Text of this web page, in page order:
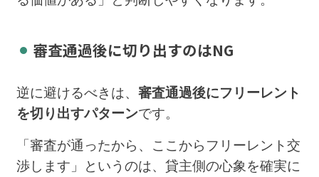
審査通過後に切り出すのはNG
逆に避けるべきは、 審査通過後にフリーレント
を切り出すパターンです。
「審査が通ったから、ここからフリーレント交
渉します」というのは、貸主側の心象を確実に